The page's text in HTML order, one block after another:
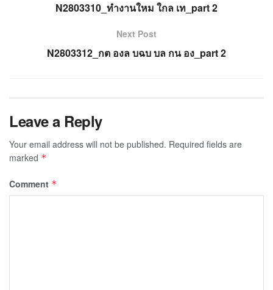
N2803310_ทำงานใหม ใกล เท_part 2
Next Post
N2803312_กต องล บฉบ บล กน อง_part 2
Leave a Reply
Your email address will not be published. Required fields are
marked *
Comment *